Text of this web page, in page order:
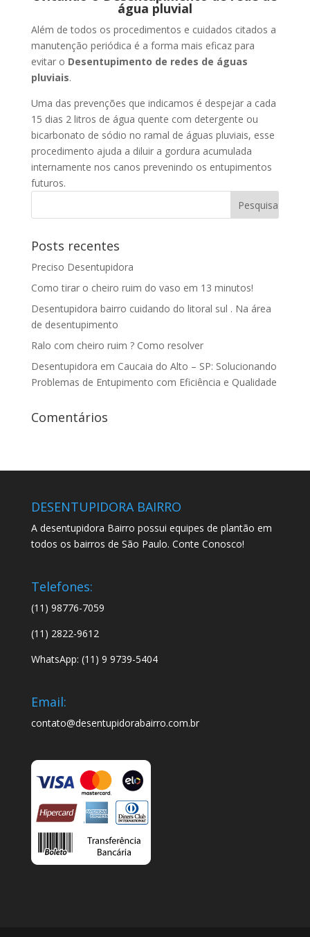
água pluvial
Além de todos os procedimentos e cuidados citados a
manutenção periódica é a forma mais eficaz para
evitar o Desentupimento de redes de águas
pluviais.
Uma das prevenções que indicamos é despejar a cada
15 dias 2 litros de água quente com detergente ou
bicarbonato de sódio no ramal de águas pluviais, esse
procedimento ajuda a diluir a gordura acumulada
internamente nos canos prevenindo os entupimentos
futuros.
Posts recentes
Preciso Desentupidora
Como tirar o cheiro ruim do vaso em 13 minutos!
Desentupidora bairro cuidando do litoral sul . Na área
de desentupimento
Ralo com cheiro ruim ? Como resolver
Desentupidora em Caucaia do Alto – SP: Solucionando
Problemas de Entupimento com Eficiência e Qualidade
Comentários
DESENTUPIDORA BAIRRO
A desentupidora Bairro possui equipes de plantão em
todos os bairros de São Paulo. Conte Conosco!
Telefones:
(11) 98776-7059
(11) 2822-9612
WhatsApp: (11) 9 9739-5404
Email:
contato@desentupidorabairro.com.br